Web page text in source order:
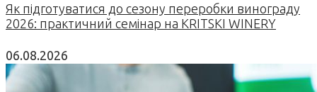
Як підготуватися до сезону переробки винограду
2026: практичний семінар на KRITSKI WINERY
06.08.2026